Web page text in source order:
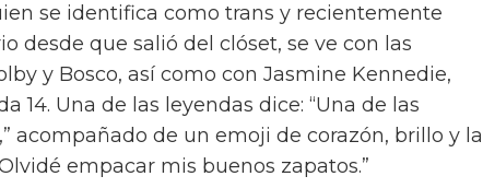
se identifica como trans y recientemente
desde que salió del clóset, se ve con las
y Bosco, así como con Jasmine Kennedie,
14. Una de las leyendas dice: “Una de las
acompañado de un emoji de corazón, brillo y la
empacar mis buenos zapatos.”